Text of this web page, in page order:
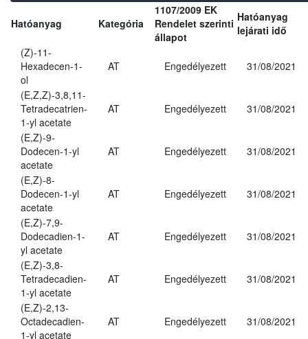
Hatóanyag Kategória
1107/2009 EK
Rendelet szerinti
állapot
Hatóanyag
lejárati idő
(Z)-11-
Hexadecen-1-
ol
AT Engedélyezett 31/08/2021
(E,Z,Z)-3,8,11-
Tetradecatrien-
1-yl acetate
AT Engedélyezett 31/08/2021
(E,Z)-9-
Dodecen-1-yl
acetate
AT Engedélyezett 31/08/2021
(E,Z)-8-
Dodecen-1-yl
acetate
AT Engedélyezett 31/08/2021
(E,Z)-7,9-
Dodecadien-1-
yl acetate
AT Engedélyezett 31/08/2021
(E,Z)-3,8-
Tetradecadien-
1-yl acetate
AT Engedélyezett 31/08/2021
(E,Z)-2,13-
Octadecadien-
1-yl acetate
AT Engedélyezett 31/08/2021